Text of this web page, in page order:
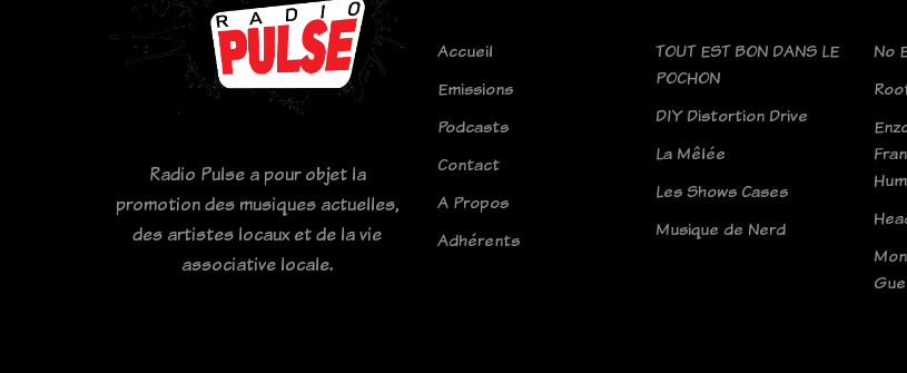
Radio Pulse a pour objet la
promotion des musiques actuelles,
des artistes locaux et de la vie
associative locale.
Accueil
Emissions
Podcasts
Contact
A Propos
Adhérents
TOUT EST BON DANS LE
POCHON
DIY Distortion Drive
La Mêlée
Les Shows Cases
Musique de Nerd
No